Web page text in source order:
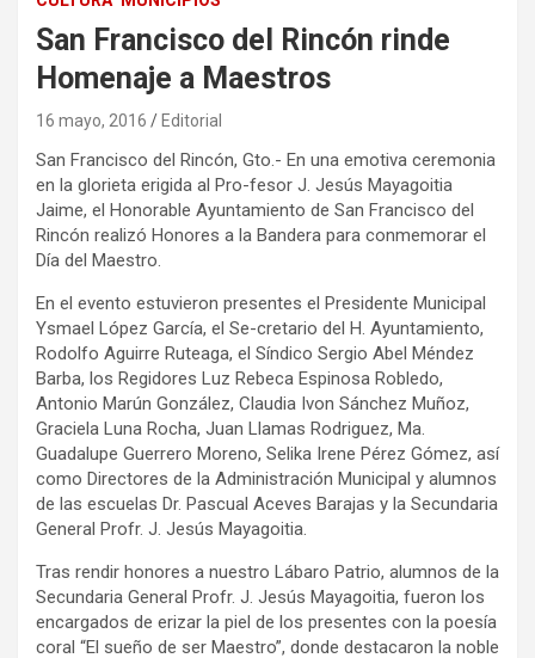
San Francisco del Rincón rinde
Homenaje a Maestros
16 mayo, 2016 Editorial
San Francisco del Rincón, Gto.- En una emotiva ceremonia
en la glorieta erigida al Pro-fesor J. Jesús Mayagoitia
Jaime, el Honorable Ayuntamiento de San Francisco del
Rincón realizó Honores a la Bandera para conmemorar el
Día del Maestro.
En el evento estuvieron presentes el Presidente Municipal
Ysmael López García, el Se-cretario del H. Ayuntamiento,
Rodolfo Aguirre Ruteaga, el Síndico Sergio Abel Méndez
Barba, los Regidores Luz Rebeca Espinosa Robledo,
Antonio Marún González, Claudia Ivon Sánchez Muñoz,
Graciela Luna Rocha, Juan Llamas Rodriguez, Ma.
Guadalupe Guerrero Moreno, Selika Irene Pérez Gómez, así
como Directores de la Administración Municipal y alumnos
de las escuelas Dr. Pascual Aceves Barajas y la Secundaria
General Profr. J. Jesús Mayagoitia.
Tras rendir honores a nuestro Lábaro Patrio, alumnos de la
Secundaria General Profr. J. Jesús Mayagoitia, fueron los
encargados de erizar la piel de los presentes con la poesía
coral “El sueño de ser Maestro”, donde destacaron la noble